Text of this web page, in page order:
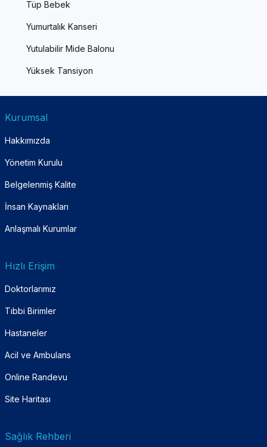
Tüp Bebek
Yumurtalık Kanseri
Yutulabilir Mide Balonu
Yüksek Tansiyon
Kurumsal
Hakkımızda
Yönetim Kurulu
Belgelenmiş Kalite
İnsan Kaynakları
Anlaşmalı Kurumlar
Hızlı Erişim
Doktorlarımız
Tıbbi Birimler
Hastaneler
Acil ve Ambulans
Online Randevu
Site Haritası
Sağlık Rehberi